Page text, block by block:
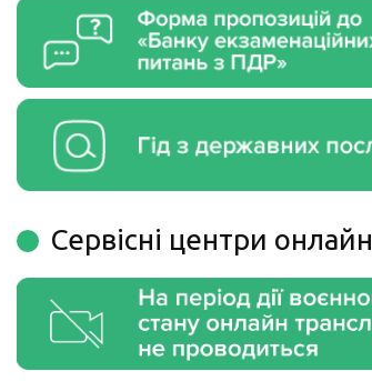
Сервiснi центри онлайн